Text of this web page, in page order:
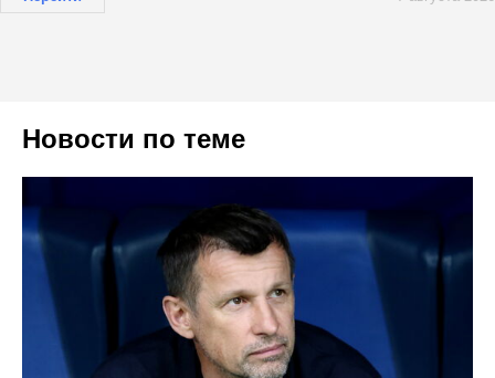
Новости по теме